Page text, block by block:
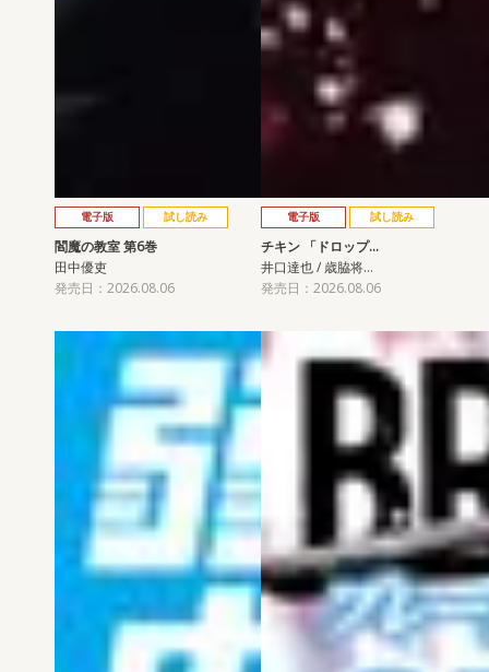
電子版 試し読み
閻魔の教室 第6巻
田中優吏
発売日：2026.08.06
電子版 試し読み
チキン 「ドロップ…
井口達也 / 歳脇将…
発売日：2026.08.06